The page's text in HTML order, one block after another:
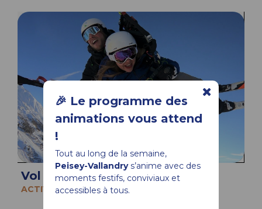
🎉 Le programme des
animations vous attend
!
Tout au long de la semaine,
Peisey-Vallandrys’anime avec des
moments festifs, conviviaux et
accessibles à tous.
Vol adrénaline - Fly Tandem
ACTIVITÉS SPORTIVES